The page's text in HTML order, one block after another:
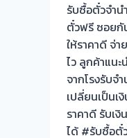
รับซื้อตั๋วจำน
ตั๋วฟรี ซอยกั
ให้ราคาดี จ่
ไว ลูกค้าแน
จากโรงรับจ
เปลี่ยนเป็นเ
ราคาดี รับเ
ได้ #รับซื้อตั๋